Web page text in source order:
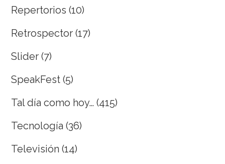
Repertorios (10)
Retrospector (17)
Slider (7)
SpeakFest (5)
Tal día como hoy… (415)
Tecnología (36)
Televisión (14)